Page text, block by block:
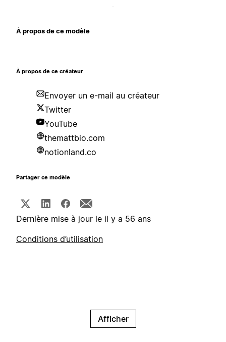
À propos de ce modèle
À propos de ce créateur
Envoyer un e-mail au créateur
Twitter
YouTube
themattbio.com
notionland.co
Partager ce modèle
Dernière mise à jour le il y a 56 ans
Conditions d’utilisation
Afficher